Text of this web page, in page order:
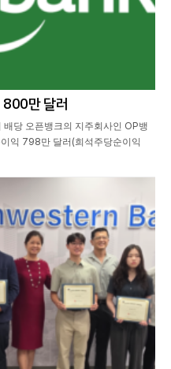
800만 달러
당 오픈뱅크의 지주회사인 OP뱅
익 798만 달러(희석주당순이익